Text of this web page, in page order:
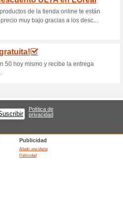
1
el sitio entre
todos los
Aprovecha